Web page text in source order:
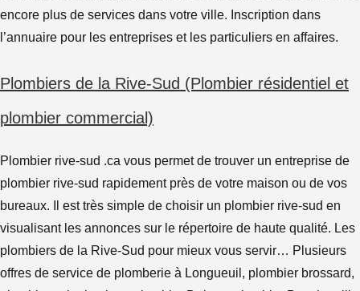
encore plus de services dans votre ville. Inscription dans
l’annuaire pour les entreprises et les particuliers en affaires.
Plombiers de la Rive-Sud (Plombier résidentiel et
plombier commercial)
Plombier rive-sud .ca vous permet de trouver un entreprise de
plombier rive-sud rapidement près de votre maison ou de vos
bureaux. Il est très simple de choisir un plombier rive-sud en
visualisant les annonces sur le répertoire de haute qualité. Les
plombiers de la Rive-Sud pour mieux vous servir… Plusieurs
offres de service de plomberie à Longueuil, plombier brossard,